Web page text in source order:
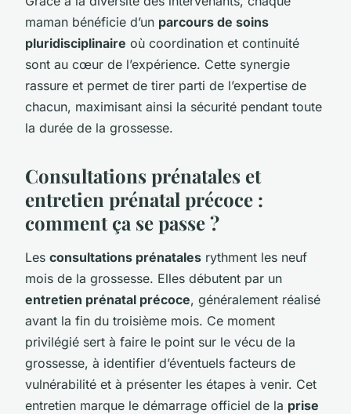
maman bénéficie d’un parcours de soins
pluridisciplinaire où coordination et continuité
sont au cœur de l’expérience. Cette synergie
rassure et permet de tirer parti de l’expertise de
chacun, maximisant ainsi la sécurité pendant toute
la durée de la grossesse.
Consultations prénatales et
entretien prénatal précoce :
comment ça se passe ?
Les consultations prénatales rythment les neuf
mois de la grossesse. Elles débutent par un
entretien prénatal précoce, généralement réalisé
avant la fin du troisième mois. Ce moment
privilégié sert à faire le point sur le vécu de la
grossesse, à identifier d’éventuels facteurs de
vulnérabilité et à présenter les étapes à venir. Cet
entretien marque le démarrage officiel de la prise